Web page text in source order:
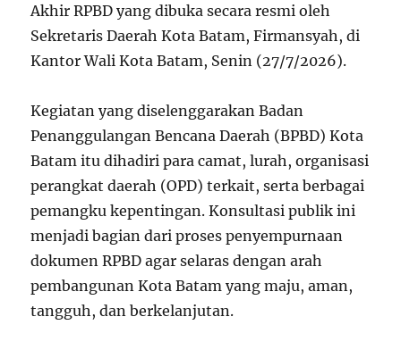
Akhir RPBD yang dibuka secara resmi oleh
Sekretaris Daerah Kota Batam, Firmansyah, di
Kantor Wali Kota Batam, Senin (27/7/2026).
Kegiatan yang diselenggarakan Badan
Penanggulangan Bencana Daerah (BPBD) Kota
Batam itu dihadiri para camat, lurah, organisasi
perangkat daerah (OPD) terkait, serta berbagai
pemangku kepentingan. Konsultasi publik ini
menjadi bagian dari proses penyempurnaan
dokumen RPBD agar selaras dengan arah
pembangunan Kota Batam yang maju, aman,
tangguh, dan berkelanjutan.